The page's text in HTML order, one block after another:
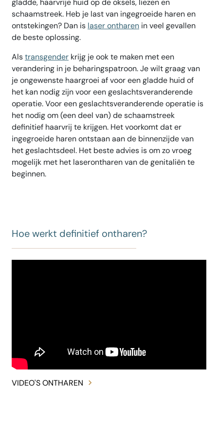
schaamstreek. Heb je last van ingegroeide haren en
ontstekingen? Dan is laser ontharen in veel gevallen
de beste oplossing.
Alstransgender krijg je ook te maken met een
verandering in je beharingspatroon. Je wilt graag van
je ongewenste haargroei af voor een gladde huid of
het kan nodig zijn voor een geslachtsveranderende
operatie. Voor een geslachtsveranderende operatie is
het nodig om (een deel van) de schaamstreek
definitief haarvrij te krijgen. Het voorkomt dat er
ingegroeide haren ontstaan aan de binnenzijde van
het geslachtsdeel. Het beste advies is om zo vroeg
mogelijk met het laserontharen van de genitaliën te
beginnen.
Hoe werkt definitief ontharen?
VIDEO'S ONTHAREN